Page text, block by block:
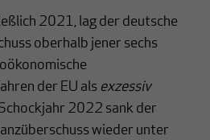
2021, lag der deutsche
oberhalb jener sechs
der EU als exzessiv
2022 sank der
wieder unter